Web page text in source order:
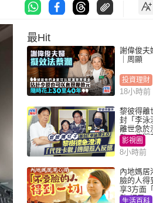
最Hit
謝偉俊夫
｜周顯
投資理財
18小時前
黎彼得離
封「李泳
離世急於
數」傳聞
影視圈
8小時前
內地媽居
臉的人得
享3方面
數 網民